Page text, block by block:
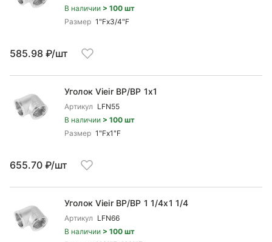
В наличии > 100 шт
Размер 1"Fx3/4"F
585.98 ₽/шт
Уголок Vieir ВР/ВР 1x1
Артикул LFN55
В наличии > 100 шт
Размер 1"Fx1"F
655.70 ₽/шт
Уголок Vieir ВР/ВР 1 1/4x1 1/4
Артикул LFN66
В наличии > 100 шт